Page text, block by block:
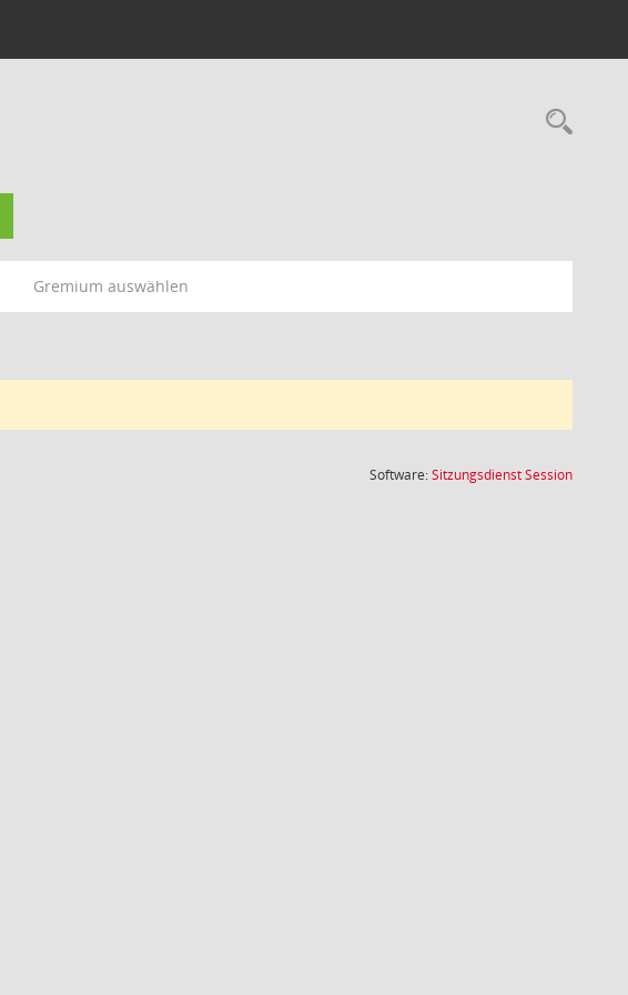
Gremium auswählen
Software:SitzungsdienstSession(Wird in